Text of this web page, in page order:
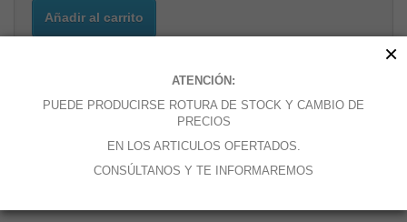
Añadir al carrito
Añadir a la lista de deseos
ATENCIÓN:
PUEDE PRODUCIRSE ROTURA DE STOCK Y CAMBIO DE
PRECIOS
EN LOS ARTICULOS OFERTADOS.
CONSÚLTANOS Y TE INFORMAREMOS
×